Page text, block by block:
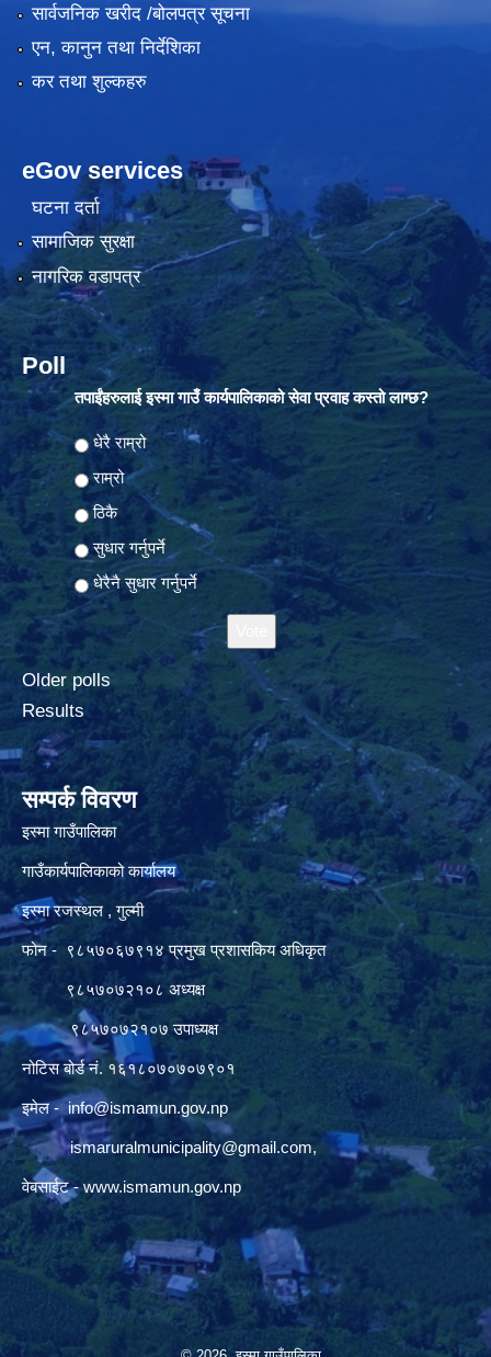
सार्वजनिक खरीद /बोलपत्र सूचना
एन, कानुन तथा निर्देशिका
कर तथा शुल्कहरु
eGov services
घटना दर्ता
सामाजिक सुरक्षा
नागरिक वडापत्र
Poll
तपाईंहरुलाई इस्मा गाउँ कार्यपालिकाको सेवा प्रवाह कस्तो लाग्छ?
Choices
धेरै राम्रो
राम्रो
ठिकै
सुधार गर्नुपर्ने
धेरैनै सुधार गर्नुपर्ने
Older polls
Results
सम्पर्क विवरण
इस्मा गाउँपालिका
गाउँकार्यपालिकाको कार्यालय
इस्मा रजस्थल , गुल्मी
फोन - ९८५७०६७९१४ प्रमुख प्रशासकिय अधिकृत
९८५७०७२१०८ अध्यक्ष
९८५७०७२१०७ उपाध्यक्ष
नोटिस बोर्ड नं. १६१८०७०७०७९०१
इमेल - info@ismamun.gov.np
ismaruralmunicipality@gmail.com,
वेबसाईट -www.ismamun.gov.np